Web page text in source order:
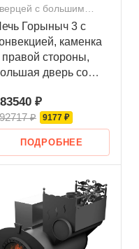
с большим
Горыныч 3 с
каменка
правой стороны,
дверь со
₽
₽ 9177 ₽
ПОДРОБНЕЕ